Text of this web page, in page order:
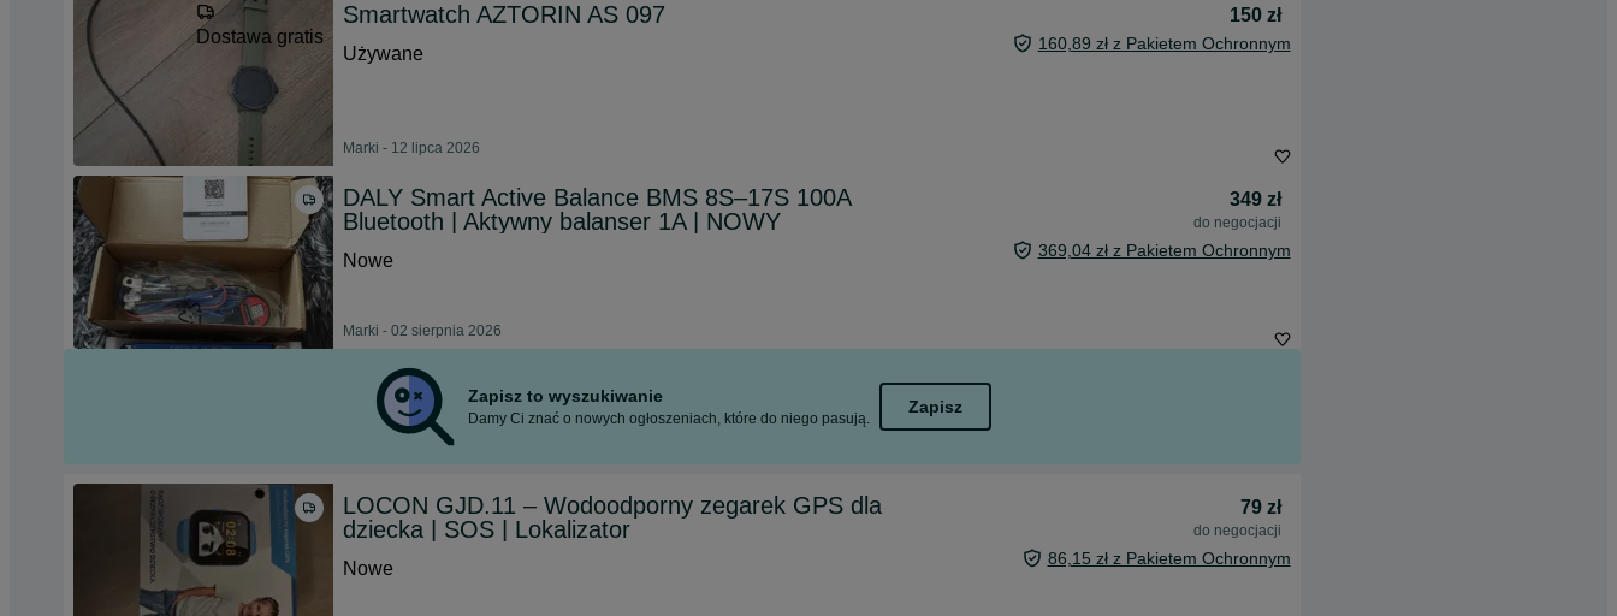
Dostawa gratis
Smartwatch AZTORIN AS 097
150 zł
Używane
160,89 zł z Pakietem Ochronnym
Marki - 12 lipca 2026
DALY Smart Active Balance BMS 8S–17S 100A
Bluetooth | Aktywny balanser 1A | NOWY
349 zł
do negocjacji
Nowe 369,04 zł z Pakietem Ochronnym
Marki - 02 sierpnia 2026
Zapisz to wyszukiwanie
Damy Ci znać o nowych ogłoszeniach, które do niego pasują.
Zapisz
LOCON GJD.11 – Wodoodporny zegarek GPS dla
dziecka | SOS | Lokalizator
79 zł
do negocjacji
Nowe 86,15 zł z Pakietem Ochronnym